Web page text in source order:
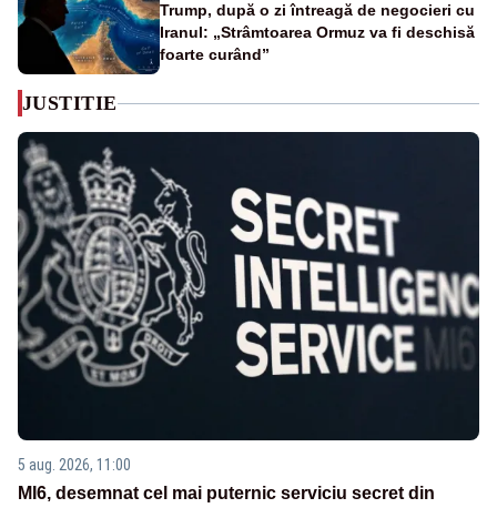
Trump, după o zi întreagă de negocieri cu
Iranul: „Strâmtoarea Ormuz va fi deschisă
foarte curând”
JUSTITIE
5 aug. 2026, 11:00
MI6, desemnat cel mai puternic serviciu secret din